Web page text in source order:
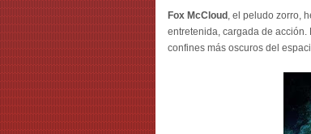
Fox McCloud , el peludo zorro,
entretenida, cargada de acción.
confines más oscuros del